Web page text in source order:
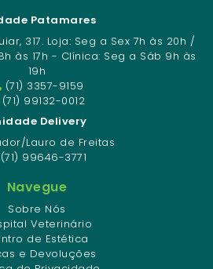
Patamares
317. Loja: Seg a Sex 7h às 20h /
às 17h - Clínica: Seg a Sáb 9h às
19h
(71) 3357-9159
(71) 99132-0012
Delivery
Lauro de Freitas
(71) 99646-3771
Navegue
Sobre Nós
Veterinário
de Estética
e Devoluções